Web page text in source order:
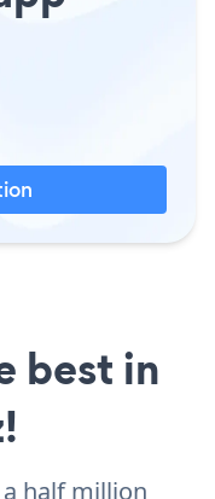
best in
a half million